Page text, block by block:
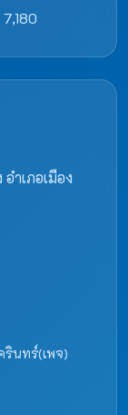
7,180
ำเภอเมือง
นทร์(เพจ)